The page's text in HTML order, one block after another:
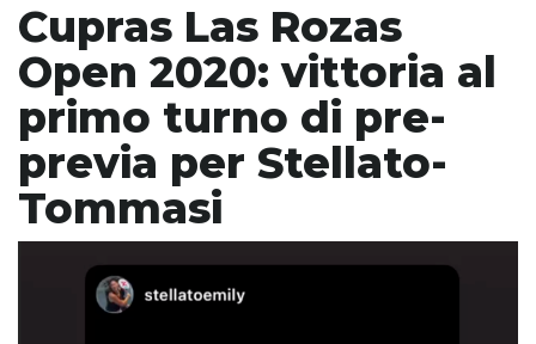
Cupras Las Rozas
Open 2020: vittoria al
primo turno di pre-
previa per Stellato-
Tommasi